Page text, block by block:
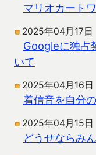
マリオカート
2025年04月17日
Googleに独占
いて
2025年04月16日
着信音を自分
2025年04月15日
どうせならみ